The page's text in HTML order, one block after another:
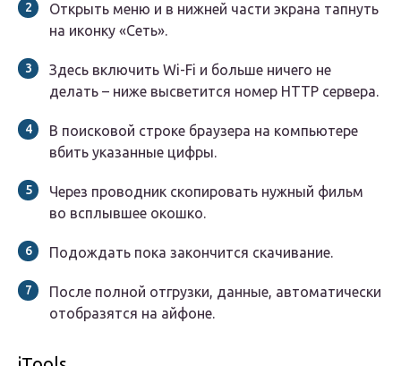
Открыть меню и в нижней части экрана тапнуть
на иконку «Сеть».
Здесь включить Wi-Fi и больше ничего не
делать – ниже высветится номер HTTP сервера.
В поисковой строке браузера на компьютере
вбить указанные цифры.
Через проводник скопировать нужный фильм
во всплывшее окошко.
Подождать пока закончится скачивание.
После полной отгрузки, данные, автоматически
отобразятся на айфоне.